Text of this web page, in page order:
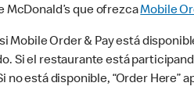
McDonald’s que ofrezcaMobile
Order & Pay está
Si el restaurante está
está disponible, “Order Here”